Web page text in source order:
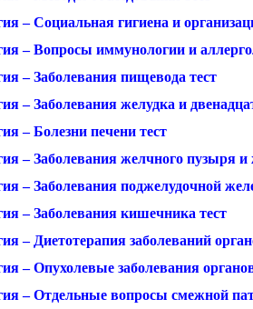
– Социальная гигиена и
– Вопросы иммунологии и
– Заболевания пищевода тест
– Заболевания желудка и
– Болезни печени тест
– Заболевания желчного пузыря
– Заболевания поджелудочной
– Заболевания кишечника тест
– Диетотерапия заболеваний
– Опухолевые заболевания
– Отдельные вопросы смежной